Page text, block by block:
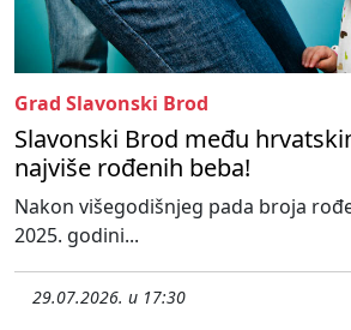
Grad Slavonski Brod
Slavonski Brod među
najviše rođenih beba!
Nakon višegodišnjeg pada broja
2025. godini...
29.07.2026. u 17:30